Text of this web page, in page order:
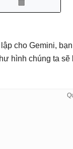
cho Gemini, bạn
hình chúng ta sẽ